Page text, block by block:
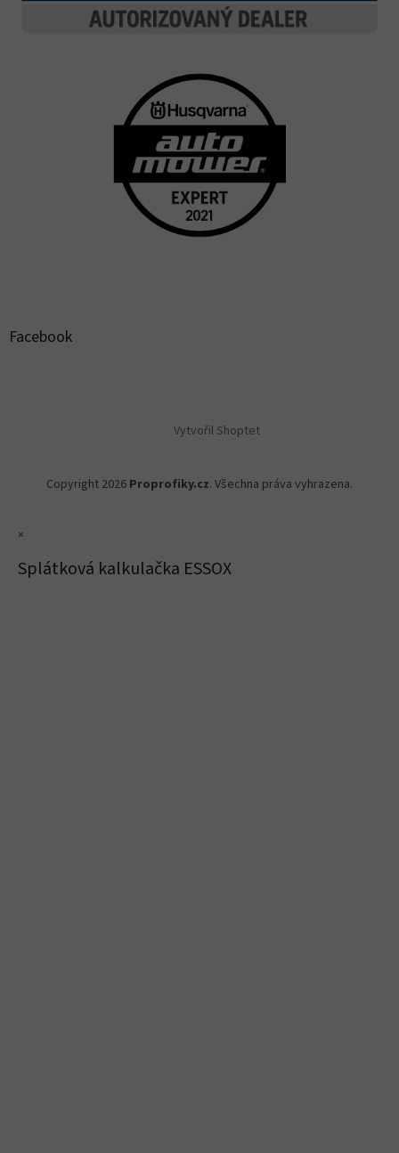
Facebook
Vytvořil Shoptet
Copyright 2026 Proprofiky.cz. Všechna práva vyhrazena.
×
Splátková kalkulačka ESSOX